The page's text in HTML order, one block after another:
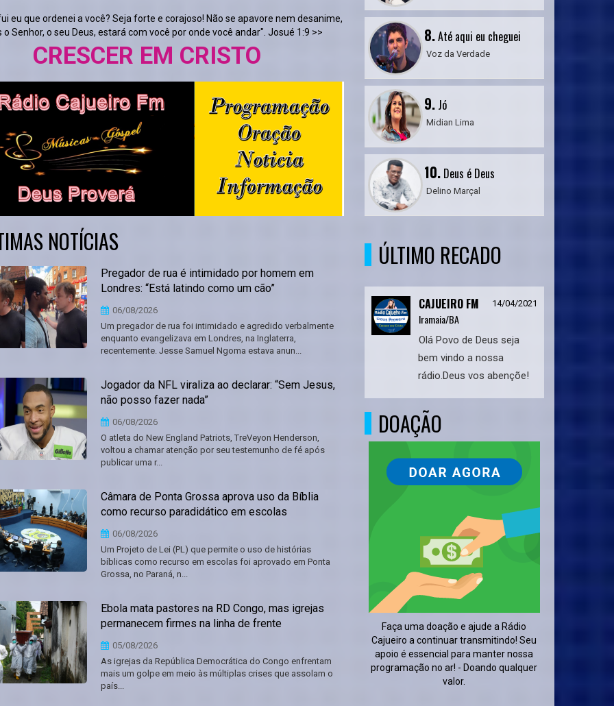
eu que ordenei a você? Seja forte e corajoso! Não se apavore nem desanime,
o Senhor, o seu Deus, estará com você por onde você andar". Josué 1:9 >>
EM CRISTO
NOTÍCIAS
Pregador de rua é intimidado por homem em
Londres: “Está latindo como um cão”
06/08/2026
Um pregador de rua foi intimidado e agredido verbalmente
enquanto evangelizava em Londres, na Inglaterra,
recentemente. Jesse Samuel Ngoma estava anun...
Jogador da NFL viraliza ao declarar: “Sem Jesus,
não posso fazer nada”
06/08/2026
O atleta do New England Patriots, TreVeyon Henderson,
voltou a chamar atenção por seu testemunho de fé após
publicar uma r...
Câmara de Ponta Grossa aprova uso da Bíblia
como recurso paradidático em escolas
06/08/2026
Um Projeto de Lei (PL) que permite o uso de histórias
bíblicas como recurso em escolas foi aprovado em Ponta
Grossa, no Paraná, n...
Ebola mata pastores na RD Congo, mas igrejas
permanecem firmes na linha de frente
05/08/2026
As igrejas da República Democrática do Congo enfrentam
mais um golpe em meio às múltiplas crises que assolam o
país...
8.Até aqui eu cheguei
Voz da Verdade
9.Jó
Midian Lima
10.Deus é Deus
Delino Marçal
ÚLTIMO RECADO
CAJUEIRO FM 14/04/2021
Iramaia/BA
Olá Povo de Deus seja
bem vindo a nossa
rádio.Deus vos abençõe!
DOAÇÃO
Faça uma doação e ajude a Rádio
Cajueiro a continuar transmitindo! Seu
apoio é essencial para manter nossa
programação no ar! - Doando qualquer
valor.